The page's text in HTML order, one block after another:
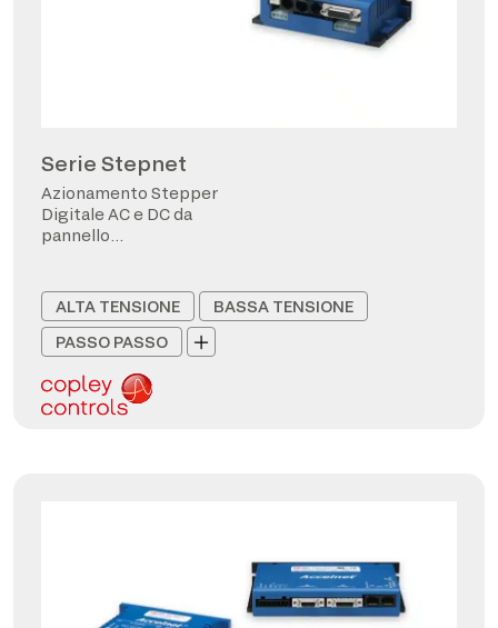
Serie Stepnet
Azionamento Stepper
Digitale AC e DC da
pannello
ALTA TENSIONE
BASSA TENSIONE
PASSO PASSO